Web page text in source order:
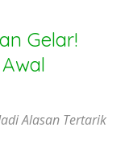
Gelar!
Alasan Tertarik